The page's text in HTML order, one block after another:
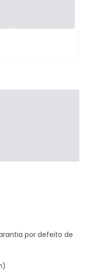
por defeito de